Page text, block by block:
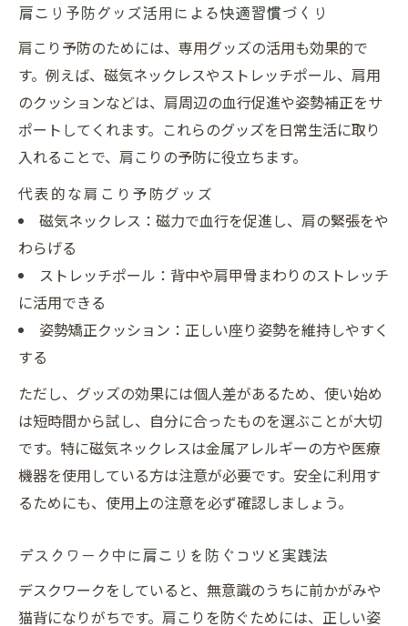
肩こり予防グッズ活用による快適習慣づくり
肩こり予防のためには、専用グッズの活用も効果的で
す。例えば、磁気ネックレスやストレッチポール、肩用
のクッションなどは、肩周辺の血行促進や姿勢補正をサ
ポートしてくれます。これらのグッズを日常生活に取り
入れることで、肩こりの予防に役立ちます。
代表的な肩こり予防グッズ
磁気ネックレス：磁力で血行を促進し、肩の緊張をや
わらげる
ストレッチポール：背中や肩甲骨まわりのストレッチ
に活用できる
姿勢矯正クッション：正しい座り姿勢を維持しやすく
する
ただし、グッズの効果には個人差があるため、使い始め
は短時間から試し、自分に合ったものを選ぶことが大切
です。特に磁気ネックレスは金属アレルギーの方や医療
機器を使用している方は注意が必要です。安全に利用す
るためにも、使用上の注意を必ず確認しましょう。
デスクワーク中に肩こりを防ぐコツと実践法
デスクワークをしていると、無意識のうちに前かがみや
猫背になりがちです。肩こりを防ぐためには、正しい姿